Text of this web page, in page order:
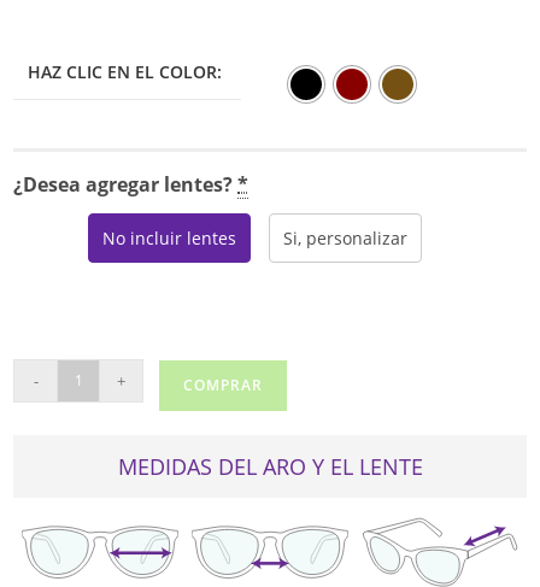
HAZ CLIC EN EL COLOR:
¿Desea agregar lentes?*
No incluir lentes Si, personalizar
FLATTERING
- + COMPRAR
MEDIDAS DEL ARO Y EL LENTE